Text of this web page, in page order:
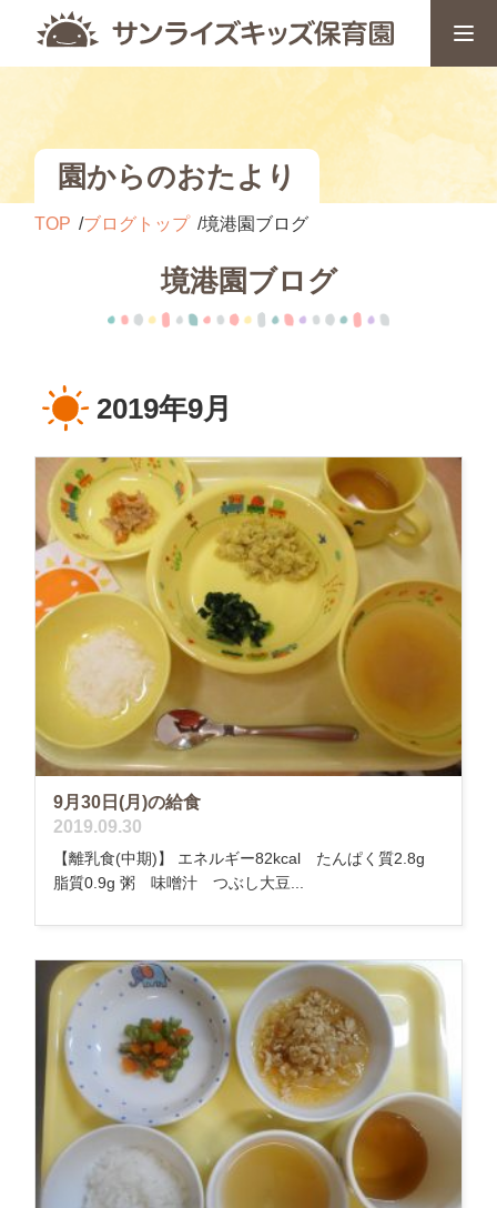
園からのおたより
TOP ブログトップ 境港園ブログ
境港園ブログ
2019年9月
9月30日(月)の給食
2019.09.30
【離乳食(中期)】 エネルギー82kcal たんぱく質2.8g
脂質0.9g 粥 味噌汁 つぶし大豆...